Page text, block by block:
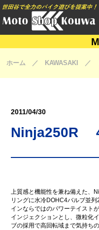
ホーム ／ KAWASAKI ／
2011/04/30
Ninja250R
上質感と機能性を兼ね備えた、
リングに水冷DOHC4バルブ並
インならではのパワーテイスト
インジェクションとし、微粒化
ブの採用で高回転域まで気持ち